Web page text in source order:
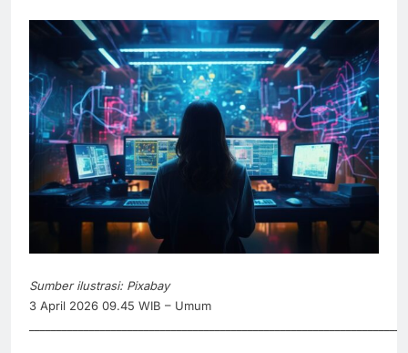
Sumber ilustrasi: Pixabay
3 April 2026 09.45 WIB – Umum